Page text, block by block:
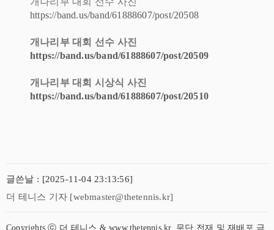
https://band.us/band/61888607/post/20508
개나리부 대회 선수 사진
https://band.us/band/61888607/post/20509
개나리부 대회 시상식 사진
https://band.us/band/61888607/post/20510
글쓴날 : [2025-11-04 23:13:56]
더 테니스 기자 [webmaster@thetennis.kr]
Copyrights ⓒ 더 테니스 & www.thetennis.kr, 무단 전재 및 재배포 금